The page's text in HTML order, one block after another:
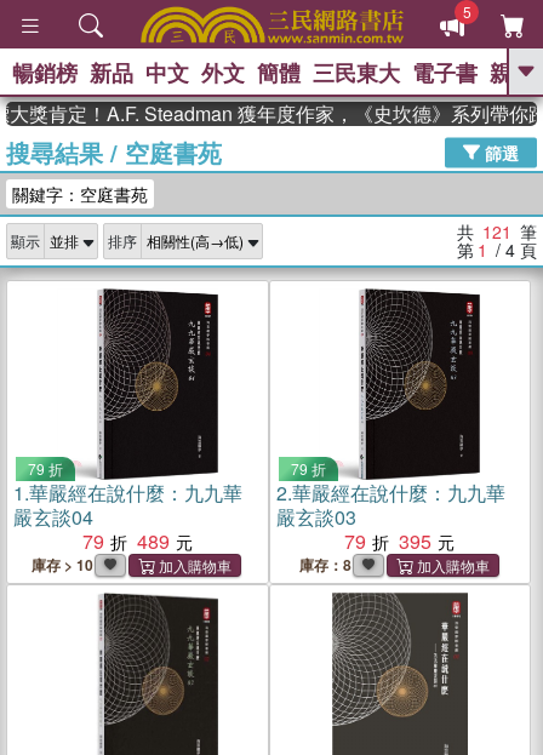
5
GO
高希均教授回憶錄
、 The Odyssey 、 父親節 、 如果歷
獎 臺灣漫遊錄 、 方念華 、 台灣的李
登輝時代
數學女孩：黎曼猜想 、
偉大的迷走神經
暢銷榜 新品 中文 外文 簡體 三民東大 電子書 親子
！A.F. Steadman 獲年度作家，《史坎德》系列帶你踏上熱
搜尋結果/ 空庭書苑
篩選
關鍵字：空庭書苑
顯示 排序 共 121 筆
第 1 / 4 頁
79 折
1.華嚴經在說什麼：九九華
嚴玄談04
79
489
庫存 > 10
79 折
2.華嚴經在說什麼：九九華
嚴玄談03
79
395
庫存：8